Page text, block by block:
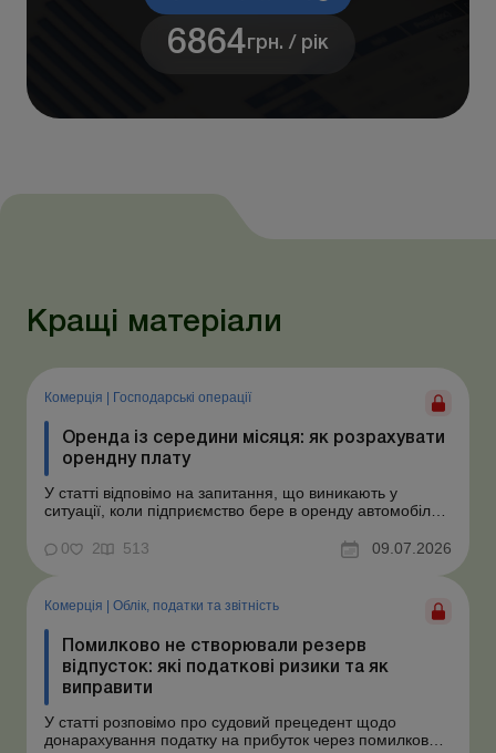
6864грн. / рік
Кращі матеріали
Комерція | Господарські операції
Оренда із середини місяця: як розрахувати
орендну плату
У статті відповімо на запитання, що виникають у
ситуації, коли підприємство бере в оренду автомобіль у
місяця. Підприємство орендує у фізособи автомобіль з
15.07.2026. Згідно з умовами договору орендна плата
становить 4 000 грн на місяць. Виникла...
0 2 513 09.07.2026
Комерція | Облік, податки та звiтнiсть
Помилково не створювали резерв
відпусток: які податкові ризики та як
виправити
У статті розповімо про судовий прецедент щодо
донарахування податку на прибуток через помилково